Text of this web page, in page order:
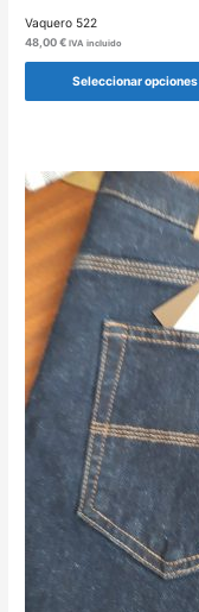
Vaquero 522
48,00€ IVA incluido
Seleccionar opciones